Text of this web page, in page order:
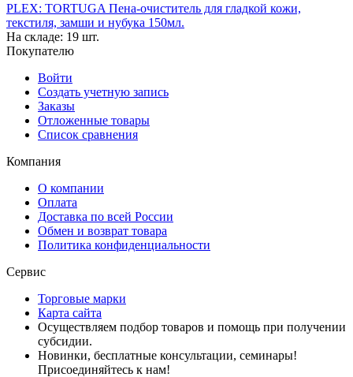
PLEX: TORTUGA Пена-очиститель для гладкой кожи,
текстиля, замши и нубука 150мл.
На складе: 19 шт.
Покупателю
Войти
Создать учетную запись
Заказы
Отложенные товары
Список сравнения
Компания
О компании
Оплата
Доставка по всей России
Обмен и возврат товара
Политика конфиденциальности
Сервис
Торговые марки
Карта сайта
Осуществляем подбор товаров и помощь при получении
субсидии.
Новинки, бесплатные консультации, семинары!
Присоединяйтесь к нам!